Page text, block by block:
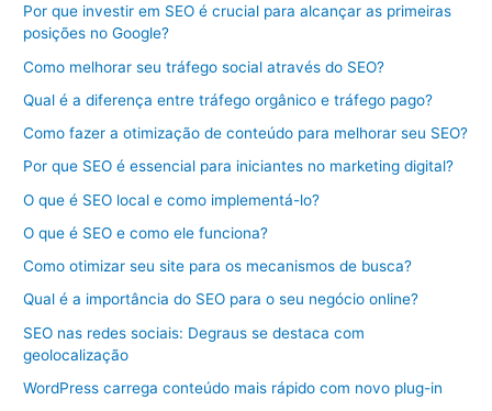
Por que investir em SEO é crucial para alcançar as primeiras
posições no Google?
Como melhorar seu tráfego social através do SEO?
Qual é a diferença entre tráfego orgânico e tráfego pago?
Como fazer a otimização de conteúdo para melhorar seu SEO?
Por que SEO é essencial para iniciantes no marketing digital?
O que é SEO local e como implementá-lo?
O que é SEO e como ele funciona?
Como otimizar seu site para os mecanismos de busca?
Qual é a importância do SEO para o seu negócio online?
SEO nas redes sociais: Degraus se destaca com
geolocalização
WordPress carrega conteúdo mais rápido com novo plug-in